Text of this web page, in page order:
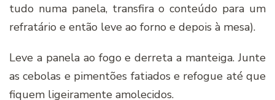
tudo numa panela, transfira o conteúdo para um
refratário e então leve ao forno e depois à mesa).
Leve a panela ao fogo e derreta a manteiga. Junte
as cebolas e pimentões fatiados e refogue até que
fiquem ligeiramente amolecidos.